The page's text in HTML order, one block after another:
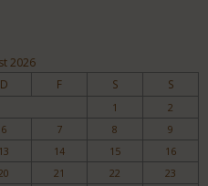
2026
D F S S
1
2
6 7 8
9
13 14 15
16
20 21 22
23